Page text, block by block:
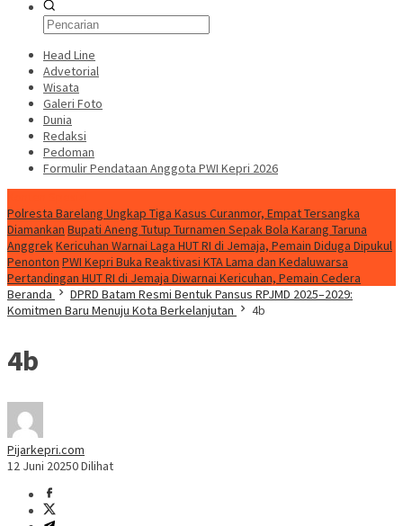
Head Line
Advetorial
Wisata
Galeri Foto
Dunia
Redaksi
Pedoman
Formulir Pendataan Anggota PWI Kepri 2026
Polresta Barelang Ungkap Tiga Kasus Curanmor, Empat Tersangka
Diamankan Bupati Aneng Tutup Turnamen Sepak Bola Karang Taruna
AnggrekKericuhan Warnai Laga HUT RI di Jemaja, Pemain Diduga Dipukul
Penonton PWI Kepri Buka Reaktivasi KTA Lama dan Kedaluwarsa
Pertandingan HUT RI di Jemaja Diwarnai Kericuhan, Pemain Cedera
Beranda
DPRD Batam Resmi Bentuk Pansus RPJMD 2025–2029:
Komitmen Baru Menuju Kota Berkelanjutan
4b
4b
Pijarkepri.com
12 Juni 20250 Dilihat